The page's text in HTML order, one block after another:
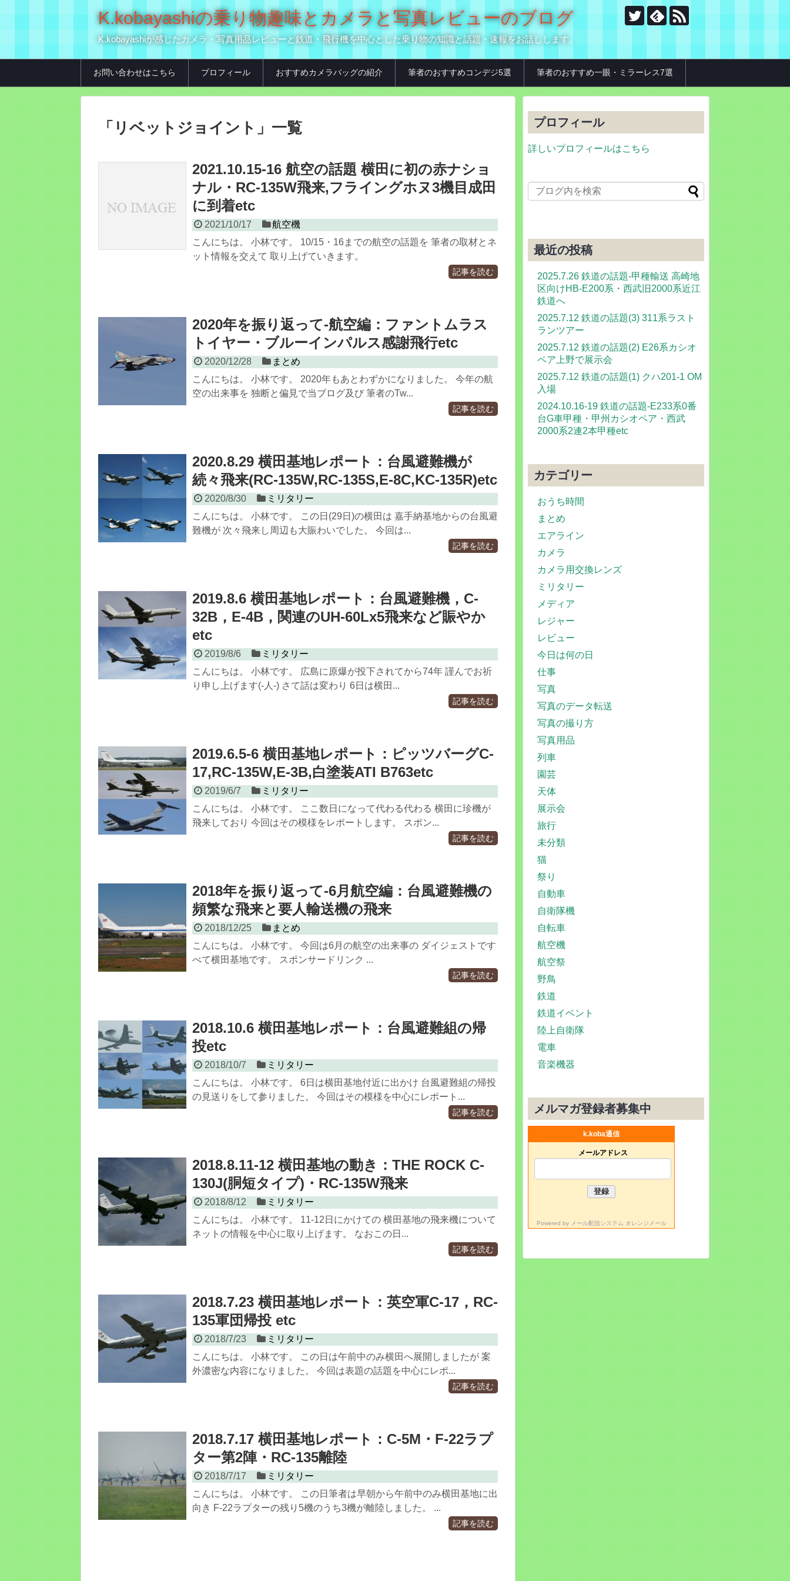
K.kobayashiの乗り物趣味とカメラと写真レビューのブログ
K.kobayashiが感じたカメラ・写真用品レビューと鉄道・飛行機を中心とした乗り物の知識と話題・速報をお話しします。
お問い合わせはこちら プロフィール おすすめカメラバッグの紹介 筆者のおすすめコンデジ5選 筆者のおすすめ一眼・ミラーレス7選
「 リベットジョイント 」 一覧
2021.10.15-16 航空の話題 横田に初の赤ナショ
ナル・RC-135W飛来,フライングホヌ3機目成田
に到着etc
2021/10/17
航空機
こんにちは。 小林です。 10/15・16までの航空の話題を 筆者の取材とネ
ット情報を交えて 取り上げていきます。
記事を読む
2020年を振り返って-航空編：ファントムラス
トイヤー・ブルーインパルス感謝飛行etc
2020/12/28
まとめ
こんにちは。 小林です。 2020年もあとわずかになりました。 今年の航
空の出来事を 独断と偏見で当ブログ及び 筆者のTw...
記事を読む
2020.8.29 横田基地レポート：台風避難機が
続々飛来(RC-135W,RC-135S,E-8C,KC-135R)etc
2020/8/30
ミリタリー
こんにちは。 小林です。 この日(29日)の横田は 嘉手納基地からの台風避
難機が 次々飛来し周辺も大賑わいでした。 今回は...
記事を読む
2019.8.6 横田基地レポート：台風避難機，C-
32B，E-4B，関連のUH-60Lx5飛来など賑やか
etc
2019/8/6
ミリタリー
こんにちは。 小林です。 広島に原爆が投下されてから74年 謹んでお祈
り申し上げます(-人-) さて話は変わり 6日は横田...
記事を読む
2019.6.5-6 横田基地レポート：ピッツバーグC-
17,RC-135W,E-3B,白塗装ATI B763etc
2019/6/7
ミリタリー
こんにちは。 小林です。 ここ数日になって代わる代わる 横田に珍機が
飛来しており 今回はその模様をレポートします。 スポン...
記事を読む
2018年を振り返って-6月航空編：台風避難機の
頻繁な飛来と要人輸送機の飛来
2018/12/25
まとめ
こんにちは。 小林です。 今回は6月の航空の出来事の ダイジェストです
べて横田基地です。 スポンサードリンク ...
記事を読む
2018.10.6 横田基地レポート：台風避難組の帰
投etc
2018/10/7
ミリタリー
こんにちは。 小林です。 6日は横田基地付近に出かけ 台風避難組の帰投
の見送りをして参りました。 今回はその模様を中心にレポート...
記事を読む
2018.8.11-12 横田基地の動き：THE ROCK C-
130J(胴短タイプ)・RC-135W飛来
2018/8/12
ミリタリー
こんにちは。 小林です。 11-12日にかけての 横田基地の飛来機について
ネットの情報を中心に取り上げます。 なおこの日...
記事を読む
2018.7.23 横田基地レポート：英空軍C-17，RC-
135軍団帰投 etc
2018/7/23
ミリタリー
こんにちは。 小林です。 この日は午前中のみ横田へ展開しましたが 案
外濃密な内容になりました。 今回は表題の話題を中心にレポ...
記事を読む
2018.7.17 横田基地レポート：C-5M・F-22ラプ
ター第2陣・RC-135離陸
2018/7/17
ミリタリー
こんにちは。 小林です。 この日筆者は早朝から午前中のみ横田基地に出
向き F-22ラプターの残り5機のうち3機が離陸しました。 ...
記事を読む
プロフィール
詳しいプロフィールはこちら
最近の投稿
2025.7.26 鉄道の話題-甲種輸送 高崎地
区向けHB-E200系・西武旧2000系近江
鉄道へ
2025.7.12 鉄道の話題(3) 311系ラスト
ランツアー
2025.7.12 鉄道の話題(2) E26系カシオ
ペア上野で展示会
2025.7.12 鉄道の話題(1) クハ201-1 OM
入場
2024.10.16-19 鉄道の話題-E233系0番
台G車甲種・甲州カシオペア・西武
2000系2連2本甲種etc
カテゴリー
おうち時間
まとめ
エアライン
カメラ
カメラ用交換レンズ
ミリタリー
メディア
レジャー
レビュー
今日は何の日
仕事
写真
写真のデータ転送
写真の撮り方
写真用品
列車
園芸
天体
展示会
旅行
未分類
猫
祭り
自動車
自衛隊機
自転車
航空機
航空祭
野鳥
鉄道
鉄道イベント
陸上自衛隊
電車
音楽機器
メルマガ登録者募集中
k.koba通信
メールアドレス
Powered by メール配信システム オレンジメール